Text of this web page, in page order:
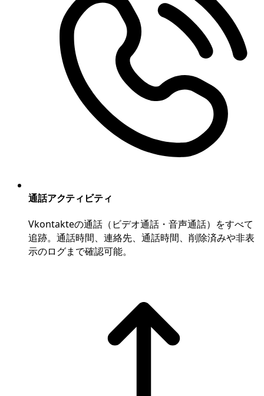
通話アクティビティ
Vkontakteの通話（ビデオ通話・音声通話）をすべて
追跡。通話時間、連絡先、通話時間、削除済みや非表
示のログまで確認可能。